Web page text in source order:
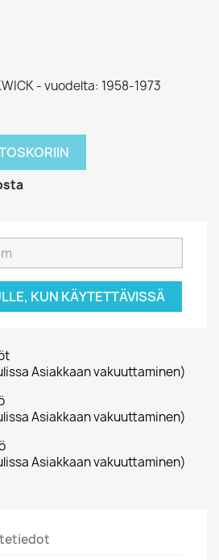
- vuodelta: 1958-1973
KUN KÄYTETTÄVISSÄ
Asiakkaan vakuuttaminen)
Asiakkaan vakuuttaminen)
Asiakkaan vakuuttaminen)